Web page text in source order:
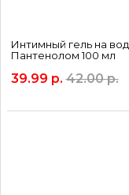
Интимный гель на
Пантенолом 100 мл
39.99 р. 42.00 р.